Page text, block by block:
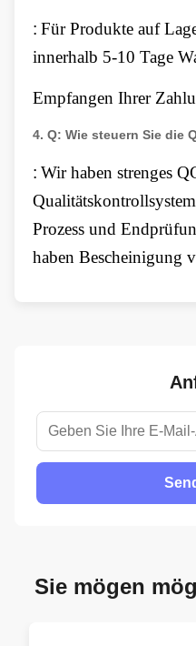
: Für Produkte auf
innerhalb 5-10 Tage
Empfangen Ihrer
4. Q: Wie steuern Sie die
: Wir haben strenges
Prozess und
haben Bescheinigung
Sie mögen